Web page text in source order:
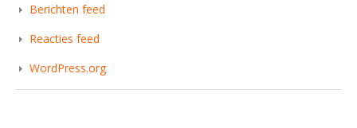
Berichten feed
Reacties feed
WordPress.org